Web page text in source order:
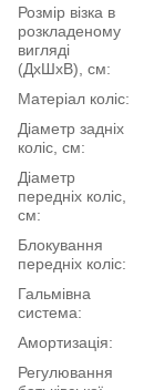
Розмір візка в
розкладеному
вигляді
(ДхШхВ), см:
Матеріал коліс:
Діаметр задніх
коліс, см:
Діаметр
передніх коліс,
см:
Блокування
передніх коліс:
Гальмівна
система:
Амортизація:
Регулювання